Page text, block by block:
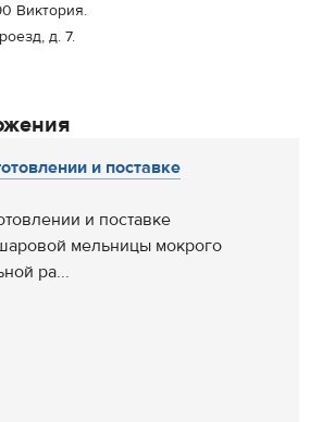
Виктория.
д. 7.
и поставке
и поставке
мельницы мокрого
ра...